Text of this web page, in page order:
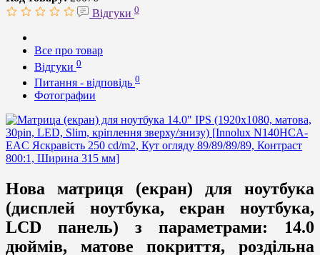
Відгуки 0
Все про товар
Відгуки 0
Питання - відповідь 0
Фотографии
Нова матриця (екран) для ноутбука
(дисплей ноутбука, екран ноутбука,
LCD панель) з параметрами: 14.0
дюймів, матове покриття, роздільна